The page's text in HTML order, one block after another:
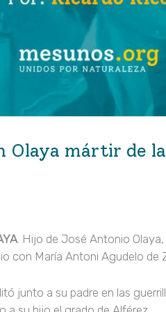
Olaya mártir de
. Hijo de José Antonio
con María Antoni Agudelo de
junto a su padre en las